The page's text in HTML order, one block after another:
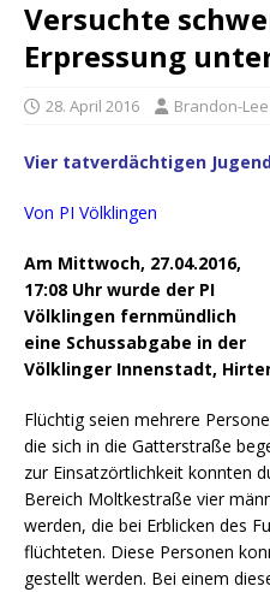
Versuchte
Erpressung
28. April 2016 Brandon-
Vier tatverdächtigen
Von PI Völklingen
Am Mittwoch, 27.04.2016,
17:08 Uhr wurde der PI
Völklingen fernmündlich
eine Schussabgabe in der
Völklinger Innenstadt,
Flüchtig seien mehrere
die sich in die Gatterstraße
zur Einsatzörtlichkeit konnten
Bereich Moltkestraße vier
werden, die bei Erblicken des
flüchteten. Diese Personen
gestellt werden. Bei einem